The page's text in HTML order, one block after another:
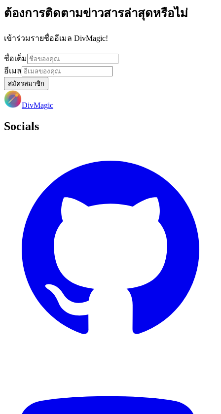
ต้องการติดตามข่าวสารล่าสุดหรือไม่
เข้าร่วมรายชื่ออีเมล DivMagic!
ชื่อเต็ม
อีเมล
สมัครสมาชิก
DivMagic
Socials